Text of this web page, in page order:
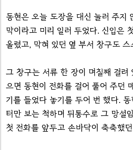
동현은 오늘 도장을 대신 눌러 주지
막이라고 미리 일러 두었다. 신입은
올렸고, 막혀 있던 옆 부서 창구도
그 창구는 서류 한 장이 며칠째 걸려
으면 동현이 전화를 걸어 풀어 주던
기를 들었다 놓기를 두어 번 했다.
터만 보는 척하며 뒤통수로 그 망설
첫 전화를 앞두고 손바닥이 축축했